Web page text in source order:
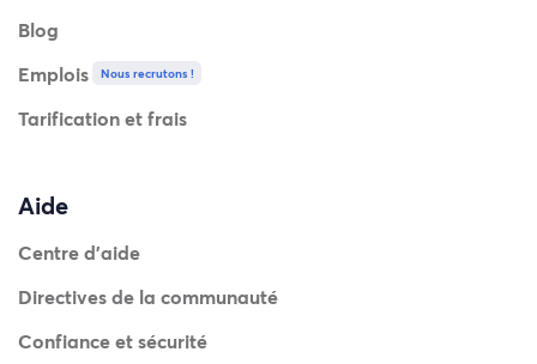
Blog
Emplois
Nous recrutons !
Tarification et frais
Aide
Centre d'aide
Directives de la communauté
Confiance et sécurité